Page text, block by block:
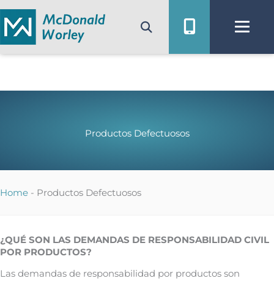
al
contenido
Productos Defectuosos
Home - Productos Defectuosos
¿QUÉ SON LAS DEMANDAS DE RESPONSABILIDAD CIVIL
POR PRODUCTOS?
Las demandas de responsabilidad por productos son